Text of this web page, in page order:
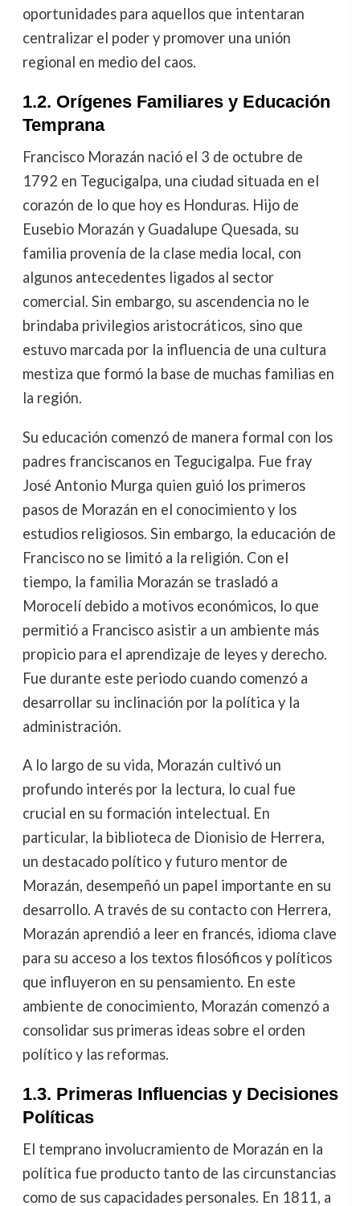
oportunidades para aquellos que intentaran
centralizar el poder y promover una unión
regional en medio del caos.
1.2. Orígenes Familiares y Educación
Temprana
Francisco Morazán nació el 3 de octubre de
1792 en Tegucigalpa, una ciudad situada en el
corazón de lo que hoy es Honduras. Hijo de
Eusebio Morazán y Guadalupe Quesada, su
familia provenía de la clase media local, con
algunos antecedentes ligados al sector
comercial. Sin embargo, su ascendencia no le
brindaba privilegios aristocráticos, sino que
estuvo marcada por la influencia de una cultura
mestiza que formó la base de muchas familias en
la región.
Su educación comenzó de manera formal con los
padres franciscanos en Tegucigalpa. Fue fray
José Antonio Murga quien guió los primeros
pasos de Morazán en el conocimiento y los
estudios religiosos. Sin embargo, la educación de
Francisco no se limitó a la religión. Con el
tiempo, la familia Morazán se trasladó a
Morocelí debido a motivos económicos, lo que
permitió a Francisco asistir a un ambiente más
propicio para el aprendizaje de leyes y derecho.
Fue durante este periodo cuando comenzó a
desarrollar su inclinación por la política y la
administración.
A lo largo de su vida, Morazán cultivó un
profundo interés por la lectura, lo cual fue
crucial en su formación intelectual. En
particular, la biblioteca de Dionisio de Herrera,
un destacado político y futuro mentor de
Morazán, desempeñó un papel importante en su
desarrollo. A través de su contacto con Herrera,
Morazán aprendió a leer en francés, idioma clave
para su acceso a los textos filosóficos y políticos
que influyeron en su pensamiento. En este
ambiente de conocimiento, Morazán comenzó a
consolidar sus primeras ideas sobre el orden
político y las reformas.
1.3. Primeras Influencias y Decisiones
Políticas
El temprano involucramiento de Morazán en la
política fue producto tanto de las circunstancias
como de sus capacidades personales. En 1811, a